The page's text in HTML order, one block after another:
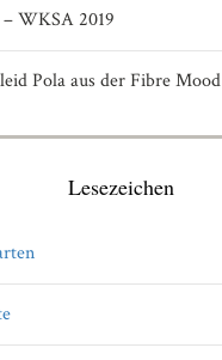
WKSA 2019
Pola aus der Fibre Mood
Lesezeichen